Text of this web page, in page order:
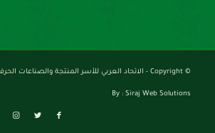
By :Siraj Web Solutions